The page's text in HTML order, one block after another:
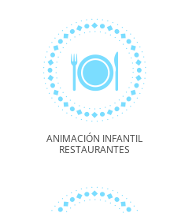
ANIMACIÓN INFANTIL
RESTAURANTES